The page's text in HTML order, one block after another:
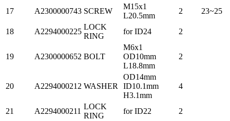
17 A2300000743 SCREW
M15x1
L20.5mm
2 23~25
18 A2294000225
LOCK
RING
for ID24 2
19 A2300000652 BOLT
M6x1
OD10mm
L18.8mm
2
20 A2294000212 WASHER
OD14mm
ID10.1mm
H3.1mm
4
21 A2294000211
LOCK
RING
for ID22 2